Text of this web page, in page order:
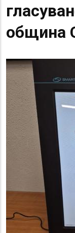
община